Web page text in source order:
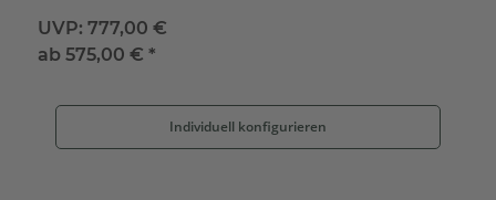
UVP: 777,00 €
ab575,00 € *
Individuell konfigurieren